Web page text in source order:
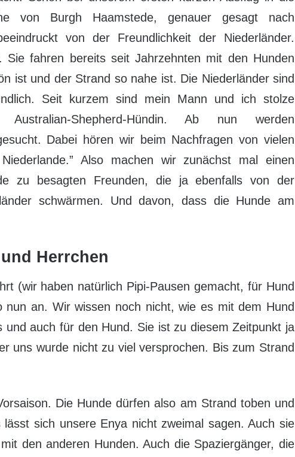
von Burgh Haamstede, genauer gesagt nach
von der Freundlichkeit der Niederländer.
Sie fahren bereits seit Jahrzehnten mit den Hunden
ist und der Strand so nahe ist. Die Niederländer sind
Seit kurzem sind mein Mann und ich stolze
Shepherd-Hündin. Ab nun werden
Dabei hören wir beim Nachfragen von vielen
Also machen wir zunächst mal einen
zu besagten Freunden, die ja ebenfalls von der
schwärmen. Und davon, dass die Hunde am
Herrchen
(wir haben natürlich Pipi-Pausen gemacht, für Hund
nun an. Wir wissen noch nicht, wie es mit dem Hund
auch für den Hund. Sie ist zu diesem Zeitpunkt ja
uns wurde nicht zu viel versprochen. Bis zum Strand
Die Hunde dürfen also am Strand toben und
sich unsere Enya nicht zweimal sagen. Auch sie
den anderen Hunden. Auch die Spaziergänger, die